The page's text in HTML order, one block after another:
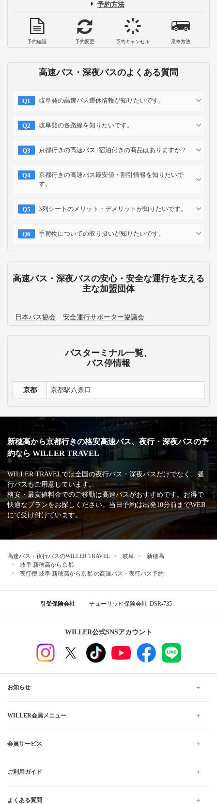
予約方法
予約確認 予約変更 予約キャンセル 乗車方法
高速バス・深夜バスのよくある質問
岐阜発の高速バス運休情報が知りたいです。
岐阜発の各路線を知りたいです。
京都行きの高速バス+宿泊付きの商品はありますか？
京都行きの高速バス最安値・割引情報を知りたいで
す。
3列シートのメリット・デメリットが知りたいです。
手荷物についての取り扱いが知りたいです。
高速バス・深夜バスの安心・安全な運行を支える
主な加盟団体
日本バス協会 安全運行サポーター協議会
バスターミナル一覧、
バス停情報
京都 京都駅八条口
新穂高から京都行きの格安高速バス、夜行・深夜バスの予
約なら WILLER TRAVEL
WILLER TRAVELでは全国の夜行バス・深夜バスだけでなく、昼
行バスもご用意しています。
格安・最安値料金でのご移動は高速バスがおすすめです。お得で
快適なプランをお探しください。当日予約は出発10分前までWEB
にて受け付けています。
高速バス・夜行バスのWILLER TRAVEL 岐阜
新穂高
岐阜 新穂高から京都
夜行便 岐阜 新穂高から京都 の高速バス・夜行バス予約
引受保険会社 チューリッヒ保険会社 DSR-735
WILLER公式SNSアカウント
お知らせ
WILLER会員メニュー
会員サービス
ご利用ガイド
よくある質問